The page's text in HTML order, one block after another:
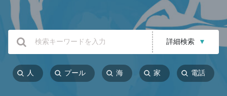
詳細検索 ▼
人 プール 海 家 電話